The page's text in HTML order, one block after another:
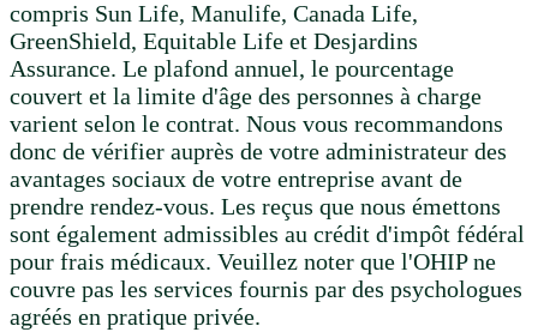
compris Sun Life, Manulife, Canada Life,
GreenShield, Equitable Life et Desjardins
Assurance. Le plafond annuel, le pourcentage
couvert et la limite d'âge des personnes à charge
varient selon le contrat. Nous vous recommandons
donc de vérifier auprès de votre administrateur des
avantages sociaux de votre entreprise avant de
prendre rendez-vous. Les reçus que nous émettons
sont également admissibles au crédit d'impôt fédéral
pour frais médicaux. Veuillez noter que l'OHIP ne
couvre pas les services fournis par des psychologues
agréés en pratique privée.